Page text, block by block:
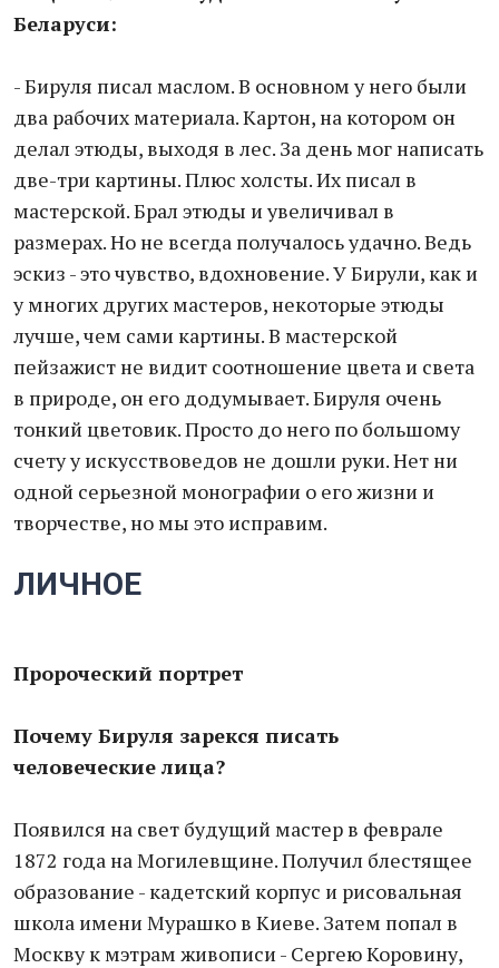
Беларуси:
- Бируля писал маслом. В основном у него были
два рабочих материала. Картон, на котором он
делал этюды, выходя в лес. За день мог написать
две-три картины. Плюс холсты. Их писал в
мастерской. Брал этюды и увеличивал в
размерах. Но не всегда получалось удачно. Ведь
эскиз - это чувство, вдохновение. У Бирули, как и
у многих других мастеров, некоторые этюды
лучше, чем сами картины. В мастерской
пейзажист не видит соотношение цвета и света
в природе, он его додумывает. Бируля очень
тонкий цветовик. Просто до него по большому
счету у искусствоведов не дошли руки. Нет ни
одной серьезной монографии о его жизни и
творчестве, но мы это исправим.
ЛИЧНОЕ
Пророческий портрет
Почему Бируля зарекся писать
человеческие лица?
Появился на свет будущий мастер в феврале
1872 года на Могилевщине. Получил блестящее
образование - кадетский корпус и рисовальная
школа имени Мурашко в Киеве. Затем попал в
Москву к мэтрам живописи - Сергею Коровину,